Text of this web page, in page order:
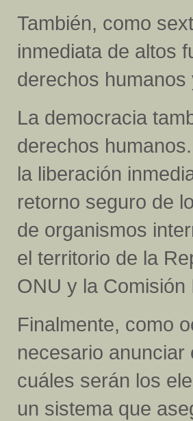
También, como
inmediata de altos
derechos
La democracia
derechos
la liberación
retorno seguro de
de organismos
el territorio de la
ONU y la
Finalmente, como
necesario anunciar
cuáles serán los
un sistema que